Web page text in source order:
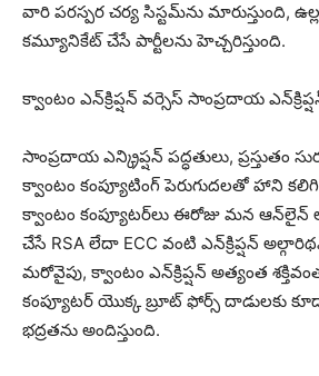
వారి పరస్పర చర్య సిస్టమ్‌ను మారుస్తుంది,
కమ్యూనికేట్ చేసే పార్టీలను హెచ్చరిస్తుంది.
క్వాంటం ఎన్‌క్రిప్షన్ వర్సెస్ సాంప్రదాయ
సాంప్రదాయ ఎన్క్రిప్షన్ పద్ధతులు, ప్రస్తుతం
క్వాంటం కంప్యూటింగ్ పెరుగుదలతో హాని
క్వాంటం కంప్యూటర్‌లు ఈరోజు మన ఆన్‌లైన్
చేసే RSA లేదా ECC వంటి ఎన్‌క్రిప్షన్
మరోవైపు, క్వాంటం ఎన్‌క్రిప్షన్ అత్యంత
కంప్యూటర్ యొక్క బ్రూట్ ఫోర్స్ దాడులకు
భద్రతను అందిస్తుంది.